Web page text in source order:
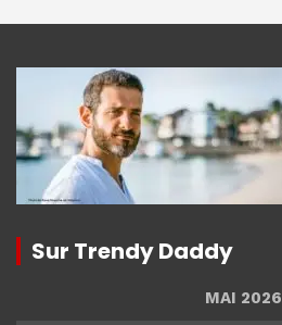
Sur Trendy Daddy
MAI 2026